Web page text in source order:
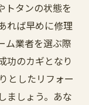
トタンの状態を
れば早めに修理
ム業者を選ぶ際
功のカギとなり
としたリフォー
ましょう。あな